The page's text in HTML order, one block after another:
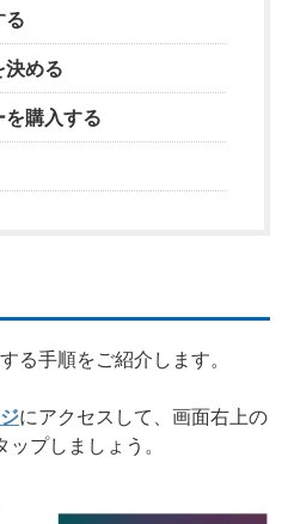
る
決める
購入する
る手順をご紹介します。
にアクセスして、画面右上の
ップしましょう。